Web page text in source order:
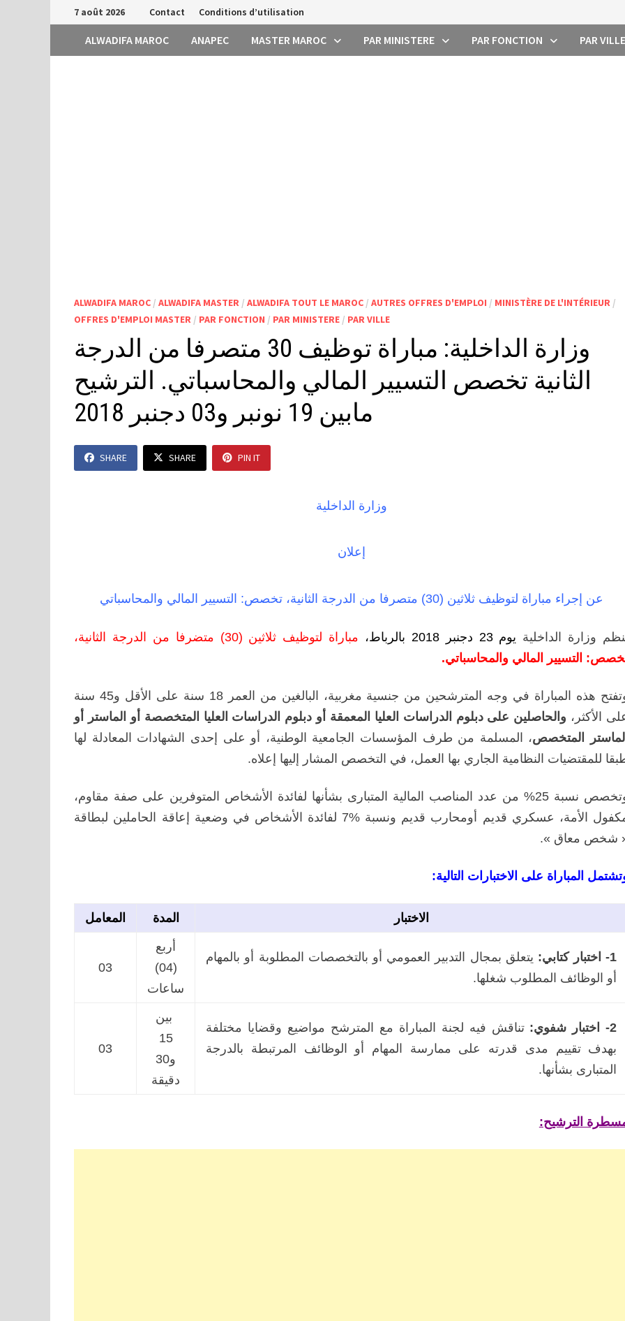
Passer
au
contenu
7 août 2026 Contact Conditions d’utilisation
ALWADIFA MAROC ANAPEC MASTER MAROC PAR MINISTERE PAR FONCTION PAR
ALWADIFA MAROC /ALWADIFA MASTER /ALWADIFA TOUT LE MAROC /AUTRES OFFRES D'EMPLOI / MINISTÈRE DE L'INTÉRIEUR /
OFFRES D'EMPLOI MASTER / PAR FONCTION / PAR MINISTERE / PAR VILLE
وزارة الداخلية: مباراة توظيف 30 متصرفا من الدرجة
الثانية تخصص التسيير المالي والمحاسباتي. الترشيح
مابين 19 نونبر و03 دجنبر 2018
SHARE SHARE PIN IT
وزارة الداخلية
إعلان
عن إجراء مباراة لتوظيف ثلاثين (30) متصرفا من الدرجة الثانية، تخصص: التسيير المالي والمحاسباتي
وزارة الداخلية يوم 23 دجنبر 2018 بالرباط،
مباراة لتوظيف ثلاثين (30) متضرفا من الدرجة الثانية،
التسيير المالي والمحاسباتي.
وتفتح هذه المباراة في وجه المترشحين من جنسية مغربية، البالغين من العمر 18 سنة على الأقل و45 سنة
الأكثر، والحاصلين على دبلوم الدراسات العليا المعمقة أو دبلوم الدراسات العليا المتخصصة أو الماستر أو
المتخصص، المسلمة من طرف المؤسسات الجامعية الوطنية، أو على إحدى الشهادات المعادلة لها
للمقتضيات النظامية الجاري بها العمل، في التخصص المشار إليها إعلاه.
وتخصص نسبة 25% من عدد المناصب المالية المتبارى بشأنها لفائدة الأشخاص المتوفرين على صفة مقاوم،
مكفول الأمة، عسكري قديم أومحارب قديم ونسبة %7 لفائدة الأشخاص في وضعية إعاقة الحاملين لبطاقة
شخص معاق ».
المباراة على الاختبارات التالية:
المعامل المدة الاختبار
03
أربع
(04)
ساعات
1- اختبار كتابي:
يتعلق بمجال التدبير العمومي أو بالتخصصات المطلوبة أو بالمهام
أو الوظائف المطلوب شغلها.
03
بين
15
و30
دقيقة
2- اختبار شفوي:
تناقش فيه لجنة المباراة مع المترشح مواضيع وقضايا مختلفة
بهدف تقييم مدى قدرته على ممارسة المهام أو الوظائف المرتبطة بالدرجة
المتبارى بشأنها.
الترشيح: